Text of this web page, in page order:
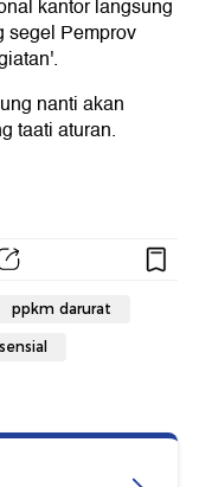
kantor langsung
segel Pemprov
nanti akan
taati aturan.
ppkm darurat